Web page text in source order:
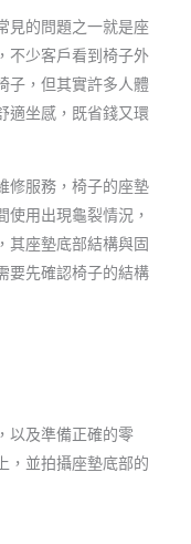
見的問題之一就是座
不少客戶看到椅子外
子，但其實許多人體
適坐感，既省錢又環
修服務，椅子的座墊
使用出現龜裂情況，
其座墊底部結構與固
要先確認椅子的結構
以及準備正確的零
，並拍攝座墊底部的